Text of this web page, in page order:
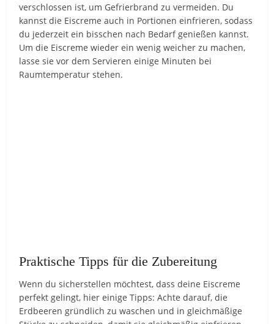
verschlossen ist, um Gefrierbrand zu vermeiden. Du
kannst die Eiscreme auch in Portionen einfrieren, sodass
du jederzeit ein bisschen nach Bedarf genießen kannst.
Um die Eiscreme wieder ein wenig weicher zu machen,
lasse sie vor dem Servieren einige Minuten bei
Raumtemperatur stehen.
Praktische Tipps für die Zubereitung
Wenn du sicherstellen möchtest, dass deine Eiscreme
perfekt gelingt, hier einige Tipps: Achte darauf, die
Erdbeeren gründlich zu waschen und in gleichmäßige